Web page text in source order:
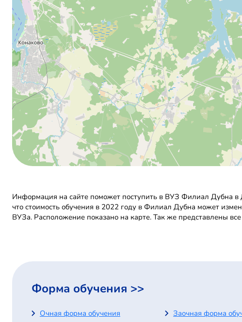
Информация на сайте поможет поступить в ВУЗ Филиал Дубна
что стоимость обучения в 2022 году в Филиал Дубна может
ВУЗа. Расположение показано на карте. Так же представлены
Форма обучения >>
Очная форма обучения Заочная форма